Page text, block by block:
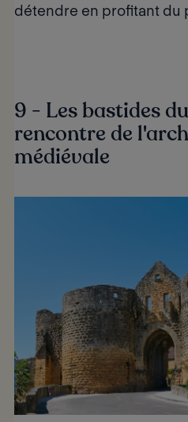
détendre en profitant du
9 - Les bastides
rencontre de
médiévale